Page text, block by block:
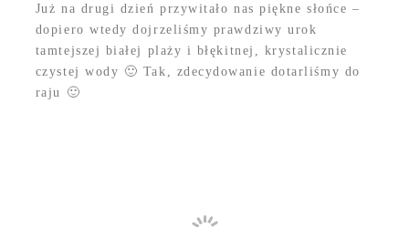
Już na drugi dzień przywitało nas piękne słońce –
dopiero wtedy dojrzeliśmy prawdziwy urok
tamtejszej białej plaży i błękitnej, krystalicznie
czystej wody 🙂 Tak, zdecydowanie dotarliśmy do
raju 🙂